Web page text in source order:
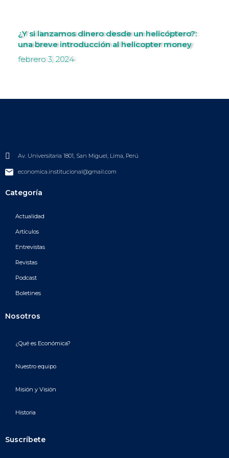
¿Y si lanzamos dinero desde un helicóptero?:
una breve introducción al helicopter money
febrero 3, 2024
Av. Universitaria 1801, San Miguel, Lima, Perú
economica.institucional@gmail.com
Categoría
Actualidad
Artículos
Entrevistas
Revistas
Podcast
Boletines
Nosotros
¿Qué es Económica?
Nuestro equipo
Misión y Visión
Historia
Suscríbete